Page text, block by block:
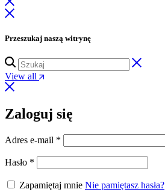
Przeszukaj naszą witrynę
View all
Zaloguj się
Adres e-mail *
Hasło *
Zapamiętaj mnie Nie pamiętasz hasła?